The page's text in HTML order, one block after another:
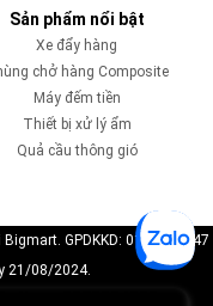
Sản phẩm nổi bật
Xe đẩy hàng
chở hàng Composite
Máy đếm tiền
Thiết bị xử lý ẩm
Quả cầu thông gió
GPDKKD: 0110819747
21/08/2024.